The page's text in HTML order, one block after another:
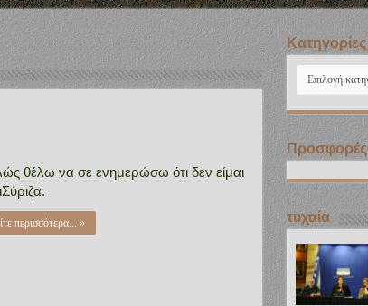
θέλω να σε ενημερώσω ότι δεν είμαι
περισσότερα... »
Kατηγορίες
Kατηγορίες
Προσφορές
τυχαία